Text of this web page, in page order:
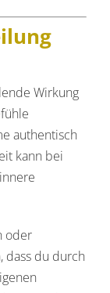
Wirkung
authentisch
kann bei
oder
dass du durch